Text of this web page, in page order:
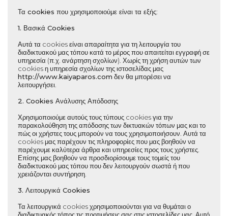
Τα cookies που χρησιμοποιούμε είναι τα εξής:
1. Βασικά Cookies
Αυτά τα cookies είναι απαραίτητα για τη λειτουργία του
διαδικτυακού μας τόπου κατά το μέρος που απαιτείται εγγραφή σε
υπηρεσία (π.χ. ανάρτηση σχολίων). Χωρίς τη χρήση αυτών των
cookies η υπηρεσία σχολίων της ιστοσελίδας μας
http://www.kaiyaparos.com δεν θα μπορέσει να
λειτουργήσει.
2. Cookies Ανάλυσης Απόδοσης
Χρησιμοποιούμε αυτούς τους τύπους cookies για την
παρακολούθηση της απόδοσης των δικτυακών τόπων μας και το
πώς οι χρήστες τους μπορούν να τους χρησιμοποιήσουν. Αυτά τα
cookies μας παρέχουν τις πληροφορίες που μας βοηθούν να
παρέχουμε καλύτερα άρθρα και υπηρεσίες προς τους χρήστες.
Επίσης μας βοηθούν να προσδιορίσουμε τους τομείς του
διαδικτυακού μας τόπου που δεν λειτουργούν σωστά ή που
χρειάζονται συντήρηση.
3. Λειτουργικά Cookies
Τα λειτουργικά cookies χρησιμοποιούνται για να θυμάται ο